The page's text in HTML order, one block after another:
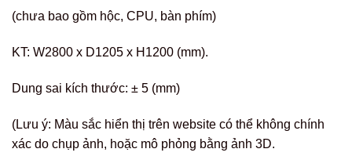
(chưa bao gồm hộc, CPU, bàn phím)
KT: W2800 x D1205 x H1200 (mm).
Dung sai kích thước: ± 5 (mm)
(Lưu ý: Màu sắc hiển thị trên website có thể không chính
xác do chụp ảnh, hoặc mô phỏng bằng ảnh 3D.